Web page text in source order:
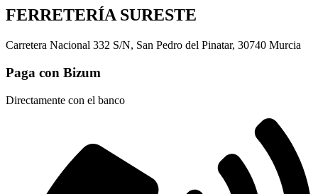
FERRETERÍA SURESTE
Carretera Nacional 332 S/N, San Pedro del Pinatar, 30740 Murcia
Paga con Bizum
Directamente con el banco